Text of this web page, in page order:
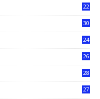
22
30
24
26
28
27